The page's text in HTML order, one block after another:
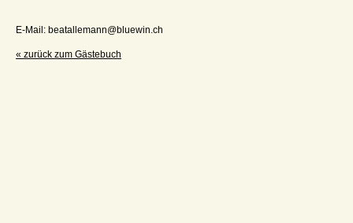
E-Mail: beatallemann@bluewin.ch
« zurück zum Gästebuch